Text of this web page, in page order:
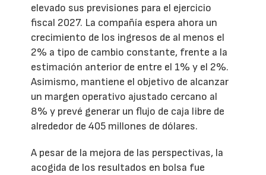
elevado sus previsiones para el ejercicio
fiscal 2027. La compañía espera ahora un
crecimiento de los ingresos de al menos el
2% a tipo de cambio constante, frente a la
estimación anterior de entre el 1% y el 2%.
Asimismo, mantiene el objetivo de alcanzar
un margen operativo ajustado cercano al
8% y prevé generar un flujo de caja libre de
alrededor de 405 millones de dólares.
A pesar de la mejora de las perspectivas, la
acogida de los resultados en bolsa fue